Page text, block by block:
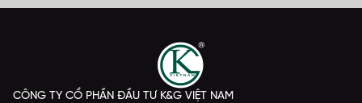
CÔNG TY CỔ PHẦN ĐẦU TƯ K&G VIỆT NAM